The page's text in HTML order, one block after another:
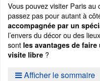
Vous pouvez visiter Paris au
passez pas pour autant à
accompagnée par un
l’envers du décor ou des
sont les avantages de
visite libre ?
Afficher le sommaire